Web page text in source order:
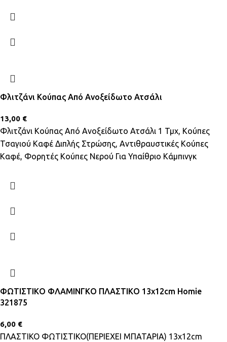
Φλιτζάνι Κούπας Από Ανοξείδωτο Ατσάλι
13,00 €
Φλιτζάνι Κούπας Από Ανοξείδωτο Ατσάλι 1 Τμχ, Κούπες
Τσαγιού Καφέ Διπλής Στρώσης, Αντιθραυστικές Κούπες
Καφέ, Φορητές Κούπες Νερού Για Υπαίθριο Κάμπινγκ
ΦΩΤΙΣΤΙΚΟ ΦΛΑΜΙΝΓΚΟ ΠΛΑΣΤΙΚΟ 13x12cm Homie
321875
6,00 €
ΠΛΑΣΤΙΚΟ ΦΩΤΙΣΤΙΚΟ(ΠΕΡΙΕΧΕΙ ΜΠΑΤΑΡΙΑ) 13x12cm